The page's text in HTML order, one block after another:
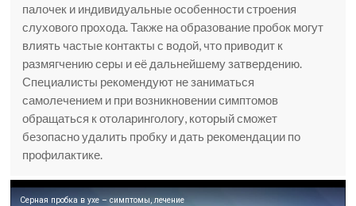
палочек и индивидуальные особенности строения
слухового прохода. Также на образование пробок могут
влиять частые контакты с водой, что приводит к
размягчению серы и её дальнейшему затвердению.
Специалисты рекомендуют не заниматься
самолечением и при возникновении симптомов
обращаться к отоларингологу, который сможет
безопасно удалить пробку и дать рекомендации по
профилактике.
Серная пробка в ухе – симптомы, лечение